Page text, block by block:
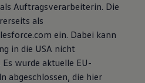
Auftragsverarbeiterin. Die
als
ein. Dabei kann
in die USA nicht
wurde aktuelle EU-
abgeschlossen, die hier